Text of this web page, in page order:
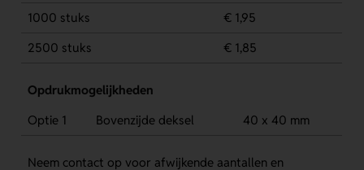
1000 stuks
€ 1,95
2500 stuks
€ 1,85
Opdrukmogelijkheden
Optie 1
Bovenzijde deksel 40 x 40 mm
Neem contact op voor afwijkende aantallen en